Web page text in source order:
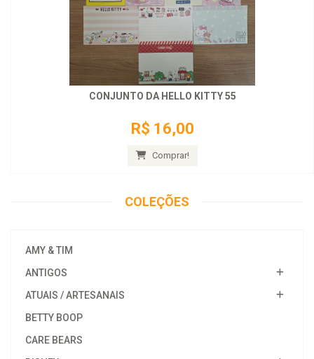
CONJUNTO DA HELLO KITTY 55
R$ 16,00
Comprar!
COLEÇÕES
AMY & TIM
ANTIGOS
ATUAIS / ARTESANAIS
BETTY BOOP
CARE BEARS